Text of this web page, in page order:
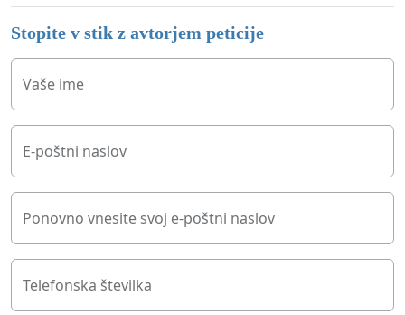
Stopite v stik z avtorjem peticije
Vaše ime
E-poštni naslov
Ponovno vnesite svoj e-poštni naslov
Telefonska številka